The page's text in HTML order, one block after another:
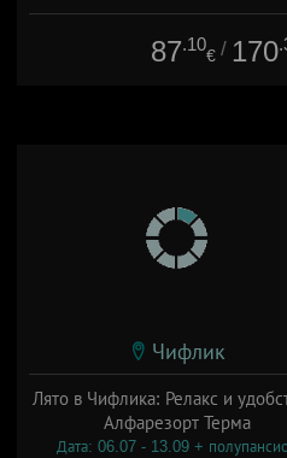
Дата: 01.04 - 22.12 +
87.10
€ / 170
Чифлик
Лято в Чифлика: Релакс и
Алфарезорт Терма
Дата: 06.07 - 13.09 +